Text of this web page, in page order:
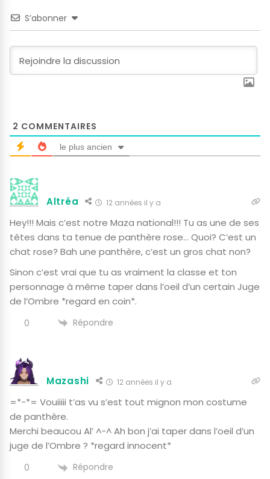
S’abonner
2 COMMENTAIRES
le plus ancien
Altréa 12 années il y a
Hey!!! Mais c’est notre Maza national!!! Tu as une de ses
têtes dans ta tenue de panthère rose… Quoi? C’est un
chat rose? Bah une panthère, c’est un gros chat non?
Sinon c’est vrai que tu as vraiment la classe et ton
personnage à même taper dans l’oeil d’un certain Juge
de l’Ombre *regard en coin*.
0 Répondre
Mazashi 12 années il y a
=*-*= Vouiiiii t’as vu s’est tout mignon mon costume
de panthère.
Merchi beaucou Al’ ^-^ Ah bon j’ai taper dans l’oeil d’un
juge de l’Ombre ? *regard innocent*
0 Répondre